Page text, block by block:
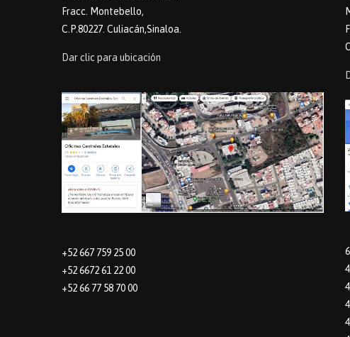
Fracc. Montebello,
C.P.80227. Culiacán,Sinaloa.
Dar clic para ubicación
+52 667 759 25 00
+52 6672 61 22 00
+52 66 77 58 70 00